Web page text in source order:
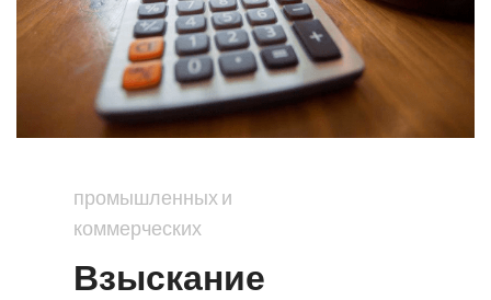
промышленных и
коммерческих
Взыскание